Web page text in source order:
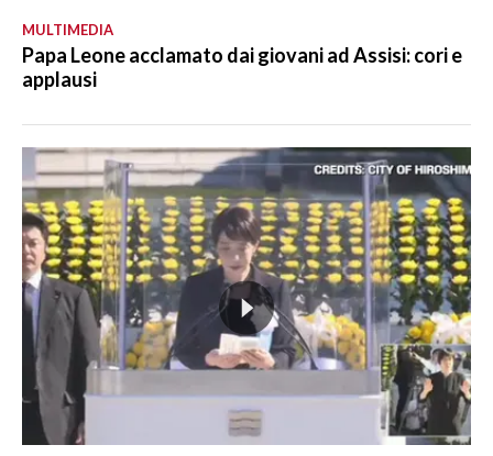
MULTIMEDIA
Papa Leone acclamato dai giovani ad Assisi: cori e
applausi